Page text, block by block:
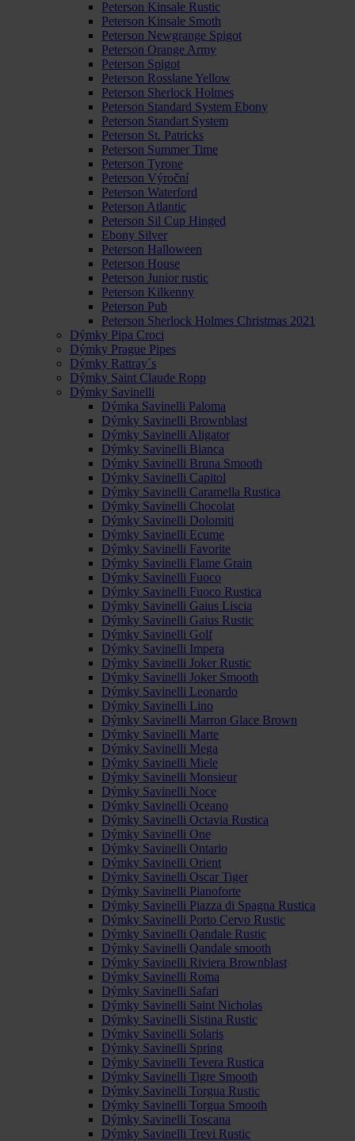
Peterson Kinsale Rustic
Peterson Kinsale Smoth
Peterson Newgrange Spigot
Peterson Orange Army
Peterson Spigot
Peterson Rosslane Yellow
Peterson Sherlock Holmes
Peterson Standard System Ebony
Peterson Standart System
Peterson St. Patricks
Peterson Summer Time
Peterson Tyrone
Peterson Výroční
Peterson Waterford
Peterson Atlantic
Peterson Sil Cup Hinged
Ebony Silver
Peterson Halloween
Peterson House
Peterson Junior rustic
Peterson Kilkenny
Peterson Pub
Peterson Sherlock Holmes Christmas 2021
Dýmky Pipa Croci
Dýmky Prague Pipes
Dýmky Rattray´s
Dýmky Saint Claude Ropp
Dýmky Savinelli
Dýmka Savinelli Paloma
Dýmky Savinelli Brownblast
Dýmky Savinelli Aligator
Dýmky Savinelli Bianca
Dýmky Savinelli Bruna Smooth
Dýmky Savinelli Capitol
Dýmky Savinelli Caramella Rustica
Dýmky Savinelli Chocolat
Dýmky Savinelli Dolomiti
Dýmky Savinelli Ecume
Dýmky Savinelli Favorite
Dýmky Savinelli Flame Grain
Dýmky Savinelli Fuoco
Dýmky Savinelli Fuoco Rustica
Dýmky Savinelli Gaius Liscia
Dýmky Savinelli Gaius Rustic
Dýmky Savinelli Golf
Dýmky Savinelli Impera
Dýmky Savinelli Joker Rustic
Dýmky Savinelli Joker Smooth
Dýmky Savinelli Leonardo
Dýmky Savinelli Lino
Dýmky Savinelli Marron Glace Brown
Dýmky Savinelli Marte
Dýmky Savinelli Mega
Dýmky Savinelli Miele
Dýmky Savinelli Monsieur
Dýmky Savinelli Noce
Dýmky Savinelli Oceano
Dýmky Savinelli Octavia Rustica
Dýmky Savinelli One
Dýmky Savinelli Ontario
Dýmky Savinelli Orient
Dýmky Savinelli Oscar Tiger
Dýmky Savinelli Pianoforte
Dýmky Savinelli Piazza di Spagna Rustica
Dýmky Savinelli Porto Cervo Rustic
Dýmky Savinelli Qandale Rustic
Dýmky Savinelli Qandale smooth
Dýmky Savinelli Riviera Brownblast
Dýmky Savinelli Roma
Dýmky Savinelli Safari
Dýmky Savinelli Saint Nicholas
Dýmky Savinelli Sistina Rustic
Dýmky Savinelli Solaris
Dýmky Savinelli Spring
Dýmky Savinelli Tevera Rustica
Dýmky Savinelli Tigre Smooth
Dýmky Savinelli Torgua Rustic
Dýmky Savinelli Torgua Smooth
Dýmky Savinelli Toscana
Dýmky Savinelli Trevi Rustic